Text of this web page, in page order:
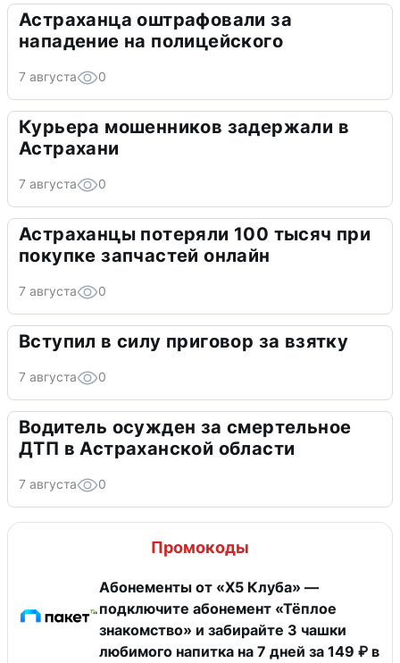
Астраханца оштрафовали за
нападение на полицейского
7 августа 0
Курьера мошенников задержали в
Астрахани
7 августа 0
Астраханцы потеряли 100 тысяч при
покупке запчастей онлайн
7 августа 0
Вступил в силу приговор за взятку
7 августа 0
Водитель осужден за смертельное
ДТП в Астраханской области
7 августа 0
Промокоды
Абонементы от «Х5 Клуба» —
подключите абонемент «Тёплое
знакомство» и забирайте 3 чашки
любимого напитка на 7 дней за 149 ₽ в